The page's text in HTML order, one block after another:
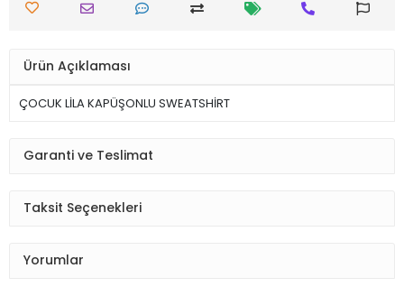
Ürün Açıklaması
ÇOCUK LİLA KAPÜŞONLU SWEATSHİRT
Garanti ve Teslimat
Taksit Seçenekleri
Yorumlar